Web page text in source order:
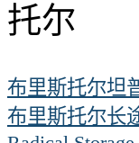
托尔
布里斯托尔坦
布里斯托尔长